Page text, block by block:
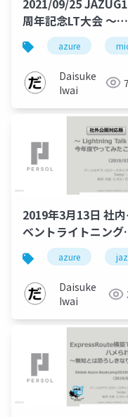
周年記念LT大会 ～
FSLogixのお話～
azure
Daisuke
Iwai
2019年3月13日 社内
ベントライトニング
ーク資料azure
Daisuke
Iwai